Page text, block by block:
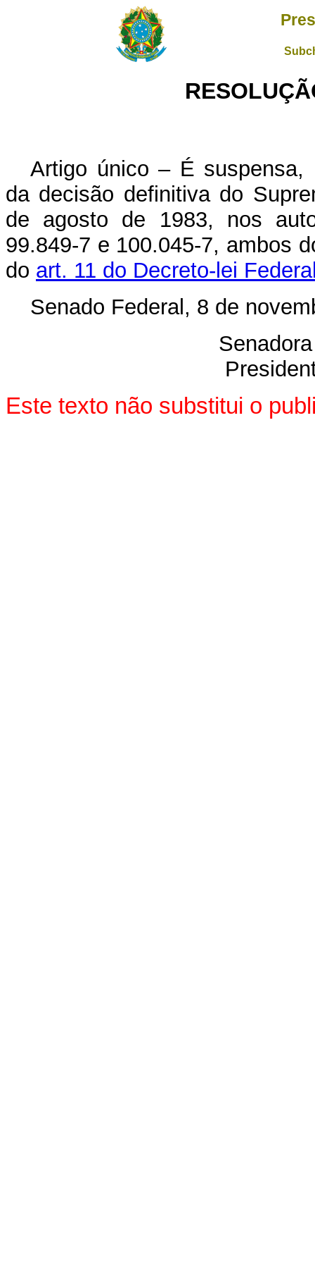
Artigo único – É suspensa,
da decisão definitiva do
de agosto de 1983, nos
99.849-7 e 100.045-7, ambos
do art. 11 do Decreto-lei
Senado Federal, 8 de
Este texto não substitui o